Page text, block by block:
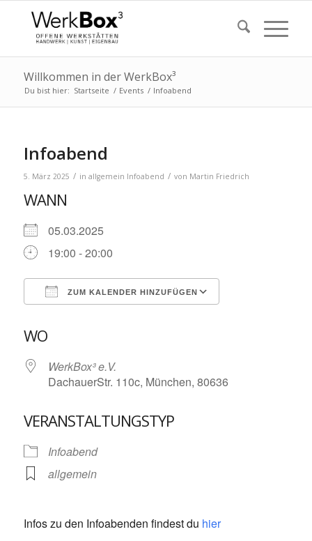
Willkommen in der WerkBox³
Du bist hier: Startseite / Events / Infoabend
Infoabend
5. März 2025 / in allgemein Infoabend / von Martin Friedrich
WANN
05.03.2025
19:00 - 20:00
ZUM KALENDER HINZUFÜGEN
WO
WerkBox³ e.V.
DachauerStr. 110c, München, 80636
VERANSTALTUNGSTYP
Infoabend
allgemein
Infos zu den Infoabenden findest du hier